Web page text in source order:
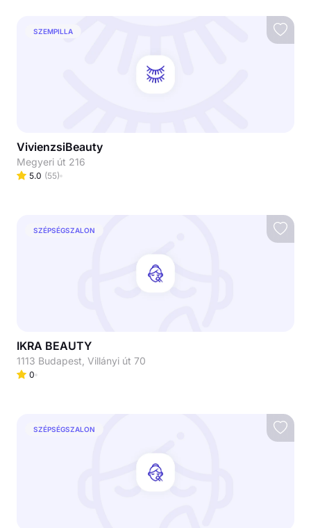
SZEMPILLA
VivienzsiBeauty
Megyeri út 216
5.0 (55)
SZÉPSÉGSZALON
IKRA BEAUTY
1113 Budapest, Villányi út 70
0
SZÉPSÉGSZALON